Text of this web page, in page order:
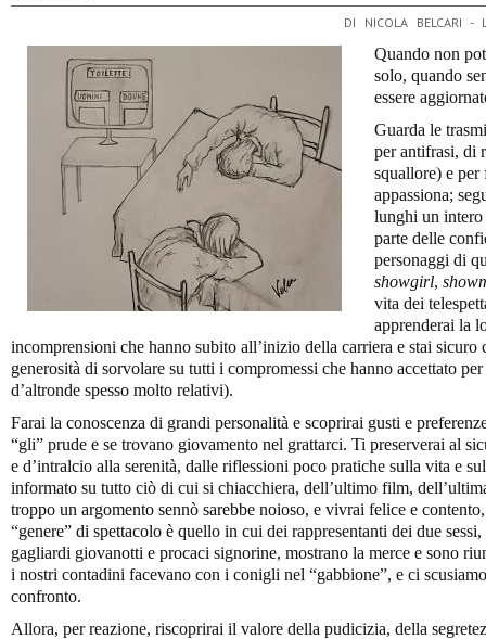
DI NICOLA BELCARI -
Quando non
solo, quando
essere
Guarda le
per antifrasi, di
squallore) e per
appassiona;
lunghi un intero
parte delle
personaggi di
showgirl,
vita dei
apprenderai la
incomprensioni che hanno subito all’inizio della carriera e stai sicuro
generosità di sorvolare su tutti i compromessi che hanno accettato
d’altronde spesso molto relativi).
Farai la conoscenza di grandi personalità e scoprirai gusti e
“gli” prude e se trovano giovamento nel grattarci. Ti preserverai al
e d’intralcio alla serenità, dalle riflessioni poco pratiche sulla vita e
informato su tutto ciò di cui si chiacchiera, dell’ultimo film,
troppo un argomento sennò sarebbe noioso, e vivrai felice e
“genere” di spettacolo è quello in cui dei rappresentanti dei due
gagliardi giovanotti e procaci signorine, mostrano la merce e sono
i nostri contadini facevano con i conigli nel “gabbione”, e ci
confronto.
Allora, per reazione, riscoprirai il valore della pudicizia, della